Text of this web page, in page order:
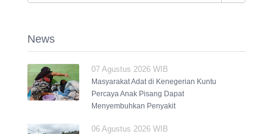
News
07 Agustus 2026 WIB
Masyarakat Adat di Kenegerian Kuntu
Percaya Anak Pisang Dapat
Menyembuhkan Penyakit
06 Agustus 2026 WIB